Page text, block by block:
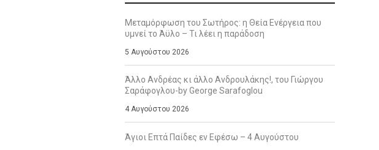
Μεταμόρφωση του Σωτήρος: η Θεία Ενέργεια που
υμνεί το Άϋλο – Τι λέει η παράδοση
5 Αυγούστου 2026
Άλλο Ανδρέας κι άλλο Ανδρουλάκης!, του Γιώργου
Σαράφογλου-by George Sarafoglou
4 Αυγούστου 2026
Άγιοι Επτά Παίδες εν Εφέσω – 4 Αυγούστου